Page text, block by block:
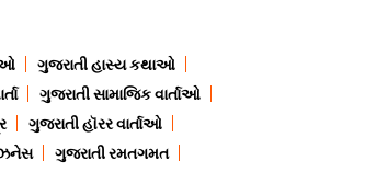
ગુજરાતી હાસ્ય કથાઓ
ગુજરાતી સામાજિક વાર્તાઓ
ગુજરાતી હૉરર વાર્તાઓ
ગુજરાતી રમતગમત